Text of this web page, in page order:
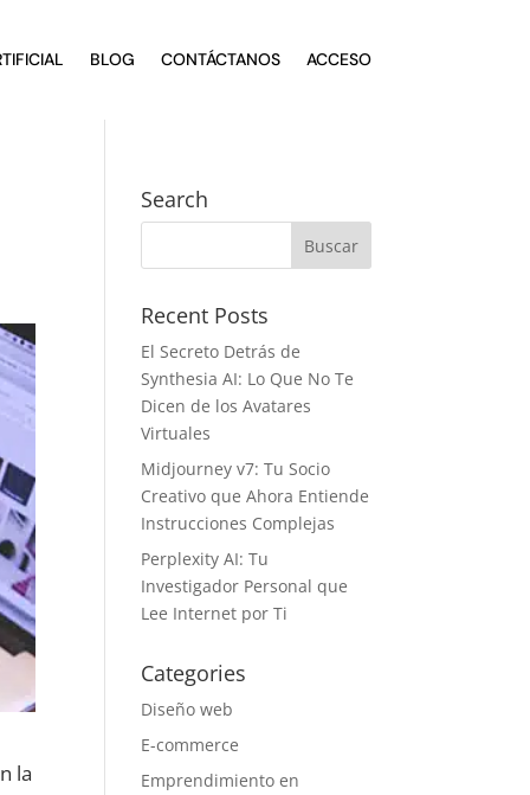
BLOG CONTÁCTANOS ACCESO
la
Search
Recent Posts
El Secreto Detrás de
Synthesia AI: Lo Que No Te
Dicen de los Avatares
Virtuales
Midjourney v7: Tu Socio
Creativo que Ahora Entiende
Instrucciones Complejas
Perplexity AI: Tu
Investigador Personal que
Lee Internet por Ti
Categories
Diseño web
E-commerce
Emprendimiento en